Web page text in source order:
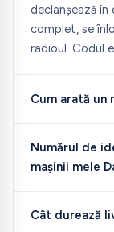
declanșează în
complet, se
radioul. Codul
Cum arată un
Numărul de
mașinii mele
Cât durează